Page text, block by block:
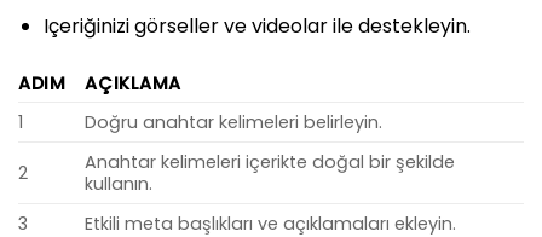
Içeriğinizi görseller ve videolar ile destekleyin.
ADIM
AÇIKLAMA
1
Doğru anahtar kelimeleri belirleyin.
2
Anahtar kelimeleri içerikte doğal bir şekilde
kullanın.
3
Etkili meta başlıkları ve açıklamaları ekleyin.